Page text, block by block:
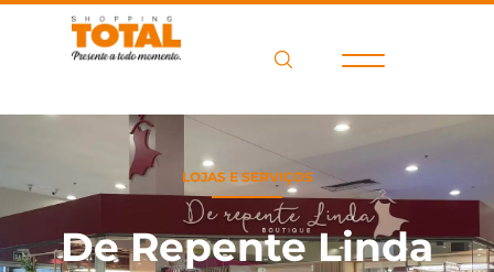
LOJAS E SERVIÇOS
De Repente Linda